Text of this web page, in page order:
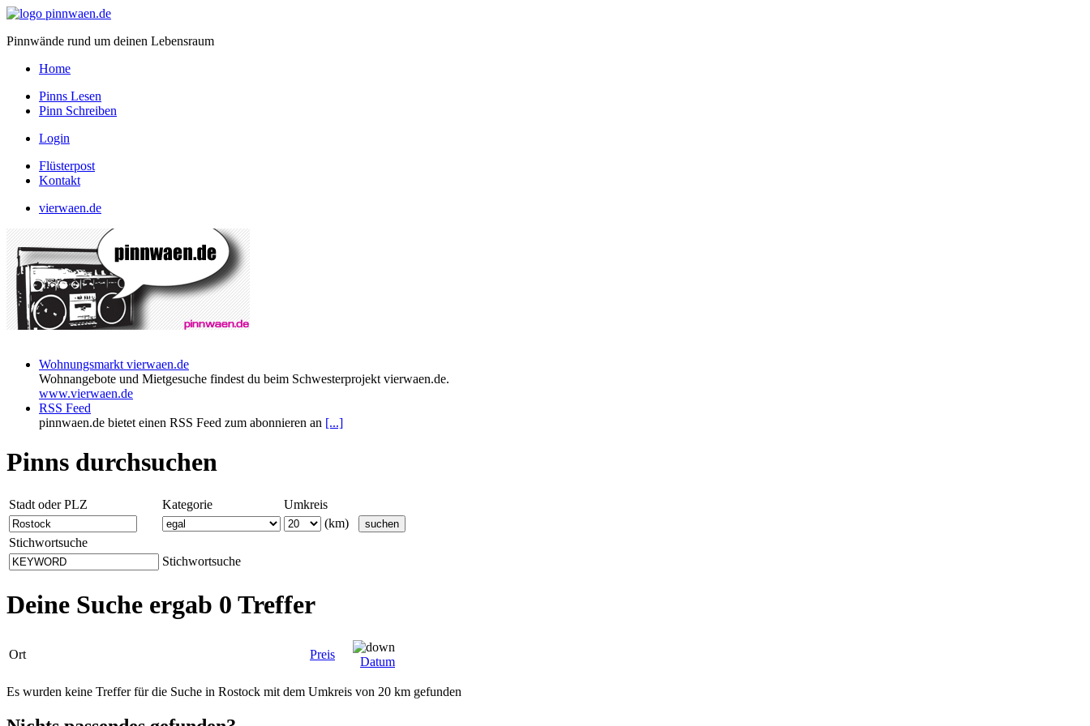
Pinnwände rund um deinen Lebensraum
Home
Pinns Lesen
Pinn Schreiben
Login
Flüsterpost
Kontakt
vierwaen.de
Wohnungsmarkt vierwaen.de
Wohnangebote und Mietgesuche findest du beim Schwesterprojekt vierwaen.de.
www.vierwaen.de
RSS Feed
pinnwaen.de bietet einen RSS Feed zum abonnieren an [...]
Pinns durchsuchen
Stadt oder PLZ Kategorie
Umkreis
(km)
Stichwortsuche
Stichwortsuche
Deine Suche ergab 0 Treffer
Ort Preis
Datum
Es wurden keine Treffer für die Suche in Rostock mit dem Umkreis von 20 km gefunden